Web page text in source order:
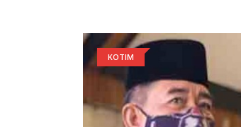
KOTIM